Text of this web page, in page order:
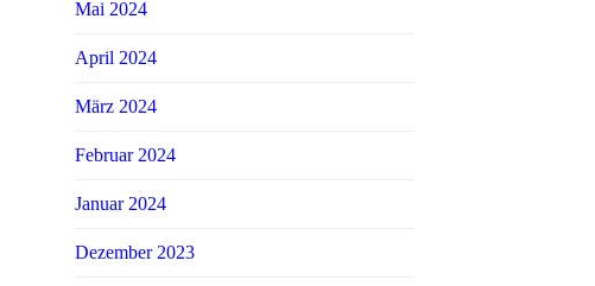
Mai 2024
April 2024
März 2024
Februar 2024
Januar 2024
Dezember 2023